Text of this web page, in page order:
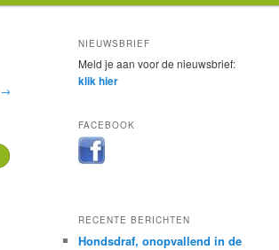
→
NIEUWSBRIEF
Meld je aan voor de nieuwsbrief:
klik hier
FACEBOOK
RECENTE BERICHTEN
Hondsdraf, onopvallend in de